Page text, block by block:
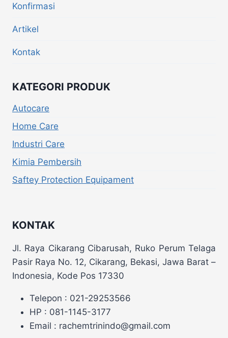
Konfirmasi
Artikel
Kontak
KATEGORI PRODUK
Autocare
Home Care
Industri Care
Kimia Pembersih
Saftey Protection Equipament
KONTAK
Jl. Raya Cikarang Cibarusah, Ruko Perum Telaga
Pasir Raya No. 12, Cikarang, Bekasi, Jawa Barat –
Indonesia, Kode Pos 17330
Telepon : 021-29253566
HP : 081-1145-3177
Email : rachemtrinindo@gmail.com